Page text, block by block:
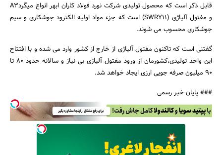
جستجو
قابل ذکر است که محصول تولیدی شرکت نورد فولاد کاران ابهر انواع میگردA3
و مفتول آلیاژی (SWRY11) است که جزء مواد اولیه الکترود جوشکاری و سیم
جوشکاری محسوب می شوند.
گفتنی است که تاکنون مفتول آلیاژی از خارج از کشور وارد می شده و با افتتاح
این واحد تولیدی،کشورمان از ورود مفتول آلیاژی بی نیاز و سالانه حدود 80 تا
90 میلیون صرفه جویی ارزی ایجاد خواهد شد.
### پایان خبر رسمی